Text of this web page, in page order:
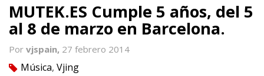
MUTEK.ES Cumple 5 años, del 5
al 8 de marzo en Barcelona.
Por vjspain, 27 febrero 2014
tag Música, Vjing